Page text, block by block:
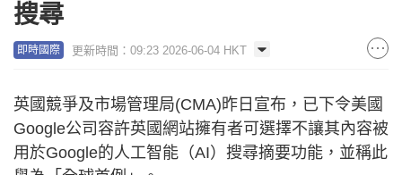
搜尋
即時國際 更新時間：09:23 2026-06-04 HKT
英國競爭及市場管理局(CMA)昨日宣布，已下令美國
Google公司容許英國網站擁有者可選擇不讓其內容被
用於Google的人工智能（AI）搜尋摘要功能，並稱此